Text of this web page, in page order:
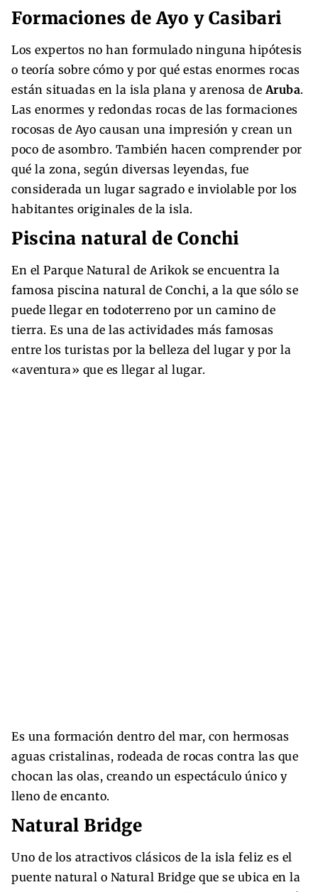
Formaciones de Ayo y Casibari
Los expertos no han formulado ninguna hipótesis
o teoría sobre cómo y por qué estas enormes rocas
están situadas en la isla plana y arenosa deAruba.
Las enormes y redondas rocas de las formaciones
rocosas de Ayo causan una impresión y crean un
poco de asombro. También hacen comprender por
qué la zona, según diversas leyendas, fue
considerada un lugar sagrado e inviolable por los
habitantes originales de la isla.
Piscina natural de Conchi
En el Parque Natural de Arikok se encuentra la
famosa piscina natural de Conchi, a la que sólo se
puede llegar en todoterreno por un camino de
tierra. Es una de las actividades más famosas
entre los turistas por la belleza del lugar y por la
«aventura» que es llegar al lugar.
Es una formación dentro del mar, con hermosas
aguas cristalinas, rodeada de rocas contra las que
chocan las olas, creando un espectáculo único y
lleno de encanto.
Natural Bridge
Uno de los atractivos clásicos de la isla feliz es el
puente natural o Natural Bridge que se ubica en la